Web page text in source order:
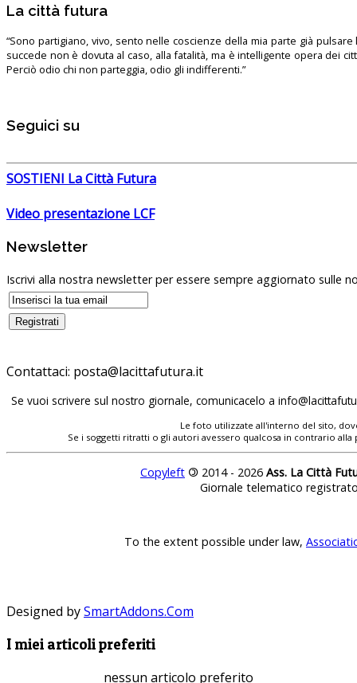
La città futura
“Sono partigiano, vivo, sento nelle coscienze della mia parte già pulsare
succede non è dovuta al caso, alla fatalità, ma è intelligente opera dei
Perciò odio chi non parteggia, odio gli indifferenti.”
Seguici su
SOSTIENI La Città Futura
Video presentazione LCF
Newsletter
Iscrivi alla nostra newsletter per essere sempre aggiornato sulle
Contattaci:
Se vuoi scrivere sul nostro giornale, comunicacelo a
Le foto utilizzate all'interno del sito,
Se i soggetti ritratti o gli autori avessero qualcosa in contrario
Copyleft © 2014 - 2026 Ass. La Città
Giornale telematico
To the extent possible under law,
Designed bySmartAddons.Com
I miei articoli preferiti
nessun articolo preferito